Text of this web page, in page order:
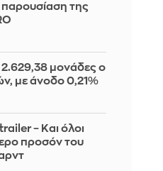
της
2.629,38 μονάδες ο
με άνοδο 0,21%
– Και όλοι
προσόν του